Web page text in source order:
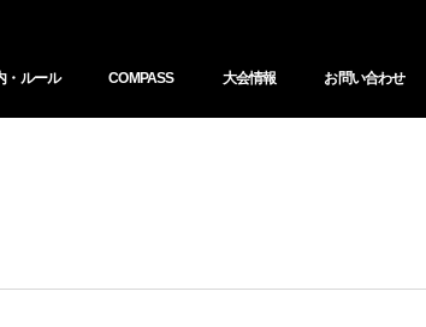
・ルール COMPASS 大会情報 お問い合わせ